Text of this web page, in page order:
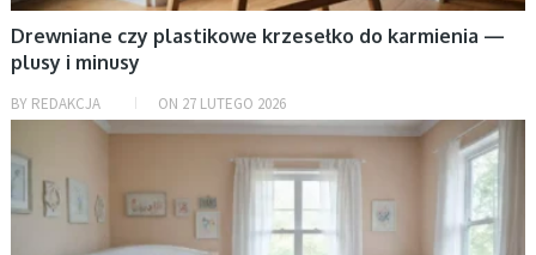
Drewniane czy plastikowe krzesełko do karmienia —
plusy i minusy
BY REDAKCJA ON 27 LUTEGO 2026
BEZ KATEGORII